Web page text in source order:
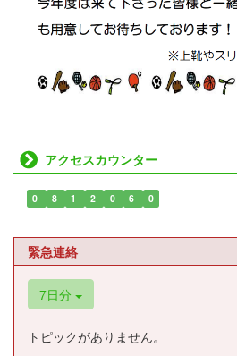
アクセスカウンター
0 8 1 2 0 6 0
緊急連絡
7日分
トピックがありません。